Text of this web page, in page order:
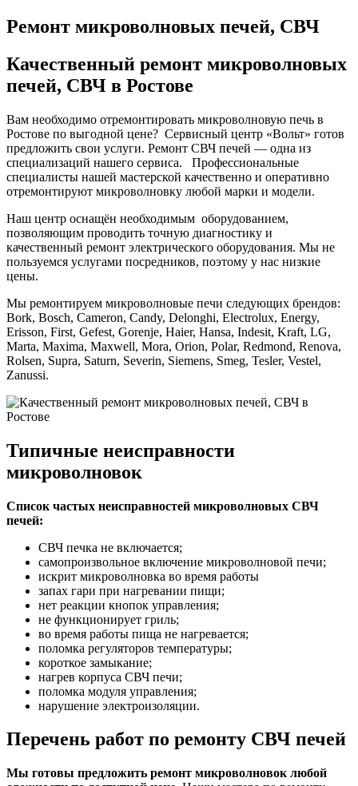
Ремонт микроволновых печей, СВЧ
Качественный ремонт микроволновых
печей, СВЧ в Ростове
Вам необходимо отремонтировать микроволновую печь в
Ростове по выгодной цене? Сервисный центр «Вольт» готов
предложить свои услуги. Ремонт СВЧ печей — одна из
специализаций нашего сервиса. Профессиональные
специалисты нашей мастерской качественно и оперативно
отремонтируют микроволновку любой марки и модели.
Наш центр оснащён необходимым оборудованием,
позволяющим проводить точную диагностику и
качественный ремонт электрического оборудования. Мы не
пользуемся услугами посредников, поэтому у нас низкие
цены.
Мы ремонтируем микроволновые печи следующих брендов:
Bork, Bosch, Cameron, Candy, Delonghi, Electrolux, Energy,
Erisson, First, Gefest, Gorenje, Haier, Hansa, Indesit, Kraft, LG,
Marta, Maxima, Maxwell, Mora, Orion, Polar, Redmond, Renova,
Rolsen, Supra, Saturn, Severin, Siemens, Smeg, Tesler, Vestel,
Zanussi.
Типичные неисправности
микроволновок
Список частых неисправностей микроволновых СВЧ
печей:
СВЧ печка не включается;
самопроизвольное включение микроволновой печи;
искрит микроволновка во время работы
запах гари при нагревании пищи;
нет реакции кнопок управления;
не функционирует гриль;
во время работы пища не нагревается;
поломка регуляторов температуры;
короткое замыкание;
нагрев корпуса СВЧ печи;
поломка модуля управления;
нарушение электроизоляции.
Перечень работ по ремонту СВЧ печей
Мы готовы предложить ремонт микроволновок любой